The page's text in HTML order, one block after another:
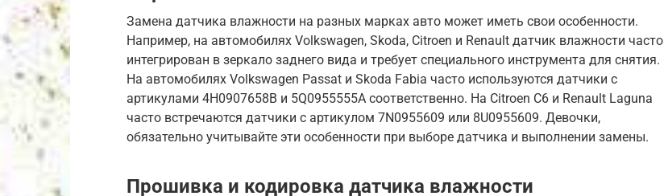
Замена датчика влажности на разных марках авто может иметь свои особенности.
Например, на автомобилях Volkswagen, Skoda, Citroen и Renault датчик влажности часто
интегрирован в зеркало заднего вида и требует специального инструмента для снятия.
На автомобилях Volkswagen Passat и Skoda Fabia часто используются датчики с
артикулами 4H0907658B и 5Q0955555A соответственно. На Citroen C6 и Renault Laguna
часто встречаются датчики с артикулом 7N0955609 или 8U0955609. Девочки,
обязательно учитывайте эти особенности при выборе датчика и выполнении замены.
Прошивка и кодировка датчика влажности